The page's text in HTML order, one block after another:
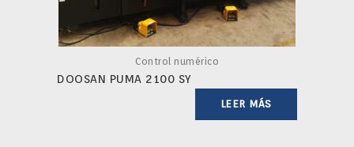
Control numérico
DOOSAN PUMA 2100 SY
LEER MÁS